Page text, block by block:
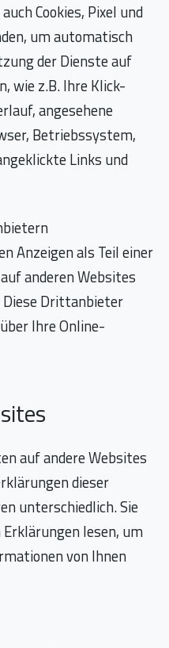
Cookies, Pixel und
um automatisch
der Dienste auf
wie z.B. Ihre Klick-
angesehene
Betriebssystem,
Links und
Anzeigen als Teil einer
anderen Websites
Drittanbieter
Ihre Online-
auf andere Websites
dieser
unterschiedlich. Sie
lesen, um
von Ihnen